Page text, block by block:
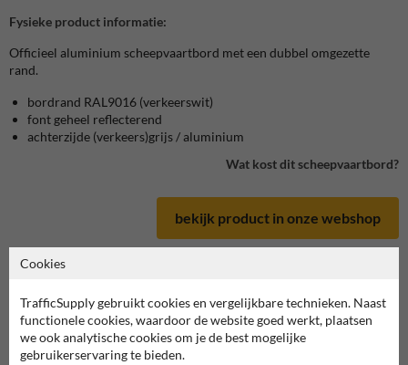
Scheepvaartbord in serie E
deze informatie printen
Fysieke product informatie:
Officieel aluminium scheepvaartbord met een dubbel omgezette
rand.
bordrand RAL9016 (verkeerswit)
font geheel reflecterend
achterzijde (verkeers)grijs / aluminium
Wat kost dit scheepvaartbord?
bekijk product in onze webshop
Cookies
TrafficSupply gebruikt cookies en vergelijkbare technieken. Naast
functionele cookies, waardoor de website goed werkt, plaatsen
we ook analytische cookies om je de best mogelijke
gebruikerservaring te bieden.